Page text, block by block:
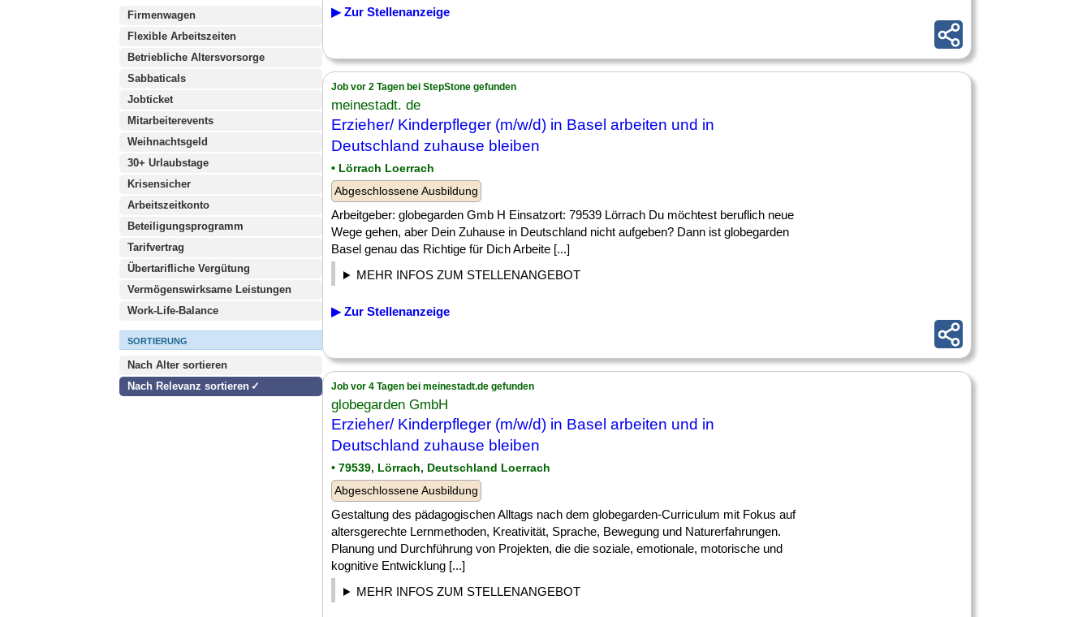
Firmenwagen
Flexible Arbeitszeiten
Betriebliche Altersvorsorge
Sabbaticals
Jobticket
Mitarbeiterevents
Weihnachtsgeld
30+ Urlaubstage
Krisensicher
Arbeitszeitkonto
Beteiligungsprogramm
Tarifvertrag
Übertarifliche Vergütung
Vermögenswirksame Leistungen
Work-Life-Balance
SORTIERUNG
Nach Alter sortieren
Nach Relevanz sortieren
▶ Zur Stellenanzeige
Job vor 2 Tagen bei StepStone gefunden
meinestadt. de
Erzieher/ Kinderpfleger (m/w/d) in Basel arbeiten und in
Deutschland zuhause bleiben
• Lörrach Loerrach
Abgeschlossene Ausbildung
Arbeitgeber: globegarden Gmb H Einsatzort: 79539 Lörrach Du möchtest beruflich neue
Wege gehen, aber Dein Zuhause in Deutschland nicht aufgeben? Dann ist globegarden
Basel genau das Richtige für Dich Arbeite [...]
MEHR INFOS ZUM STELLENANGEBOT
▶ Zur Stellenanzeige
Job vor 4 Tagen bei meinestadt.de gefunden
globegarden GmbH
Erzieher/ Kinderpfleger (m/w/d) in Basel arbeiten und in
Deutschland zuhause bleiben
• 79539, Lörrach, Deutschland Loerrach
Abgeschlossene Ausbildung
Gestaltung des pädagogischen Alltags nach dem globegarden-Curriculum mit Fokus auf
altersgerechte Lernmethoden, Kreativität, Sprache, Bewegung und Naturerfahrungen.
Planung und Durchführung von Projekten, die die soziale, emotionale, motorische und
kognitive Entwicklung [...]
MEHR INFOS ZUM STELLENANGEBOT